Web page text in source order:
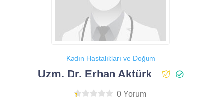
Kadın Hastalıkları ve Doğum
Uzm. Dr. Erhan Aktürk
0 Yorum